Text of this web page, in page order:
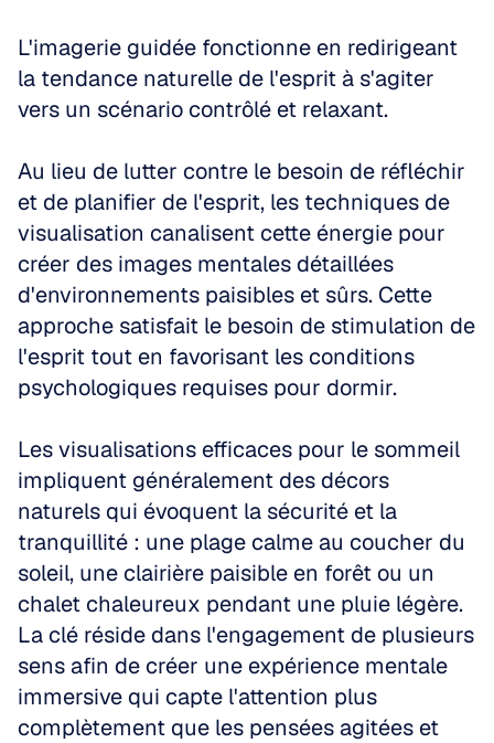
L'imagerie guidée fonctionne en redirigeant
la tendance naturelle de l'esprit à s'agiter
vers un scénario contrôlé et relaxant.
Au lieu de lutter contre le besoin de réfléchir
et de planifier de l'esprit, les techniques de
visualisation canalisent cette énergie pour
créer des images mentales détaillées
d'environnements paisibles et sûrs. Cette
approche satisfait le besoin de stimulation de
l'esprit tout en favorisant les conditions
psychologiques requises pour dormir.
Les visualisations efficaces pour le sommeil
impliquent généralement des décors
naturels qui évoquent la sécurité et la
tranquillité : une plage calme au coucher du
soleil, une clairière paisible en forêt ou un
chalet chaleureux pendant une pluie légère.
La clé réside dans l'engagement de plusieurs
sens afin de créer une expérience mentale
immersive qui capte l'attention plus
complètement que les pensées agitées et